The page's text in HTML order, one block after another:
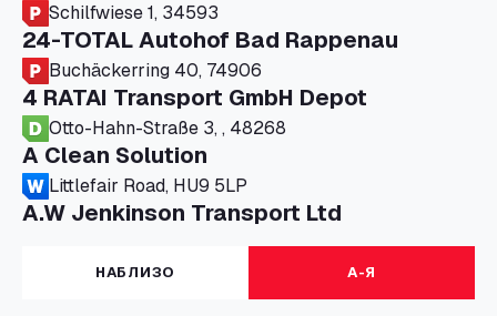
Schilfwiese 1, 34593
24-TOTAL Autohof Bad Rappenau
Buchäckerring 40, 74906
4 RATAI Transport GmbH Depot
Otto-Hahn-Straße 3, , 48268
A Clean Solution
Littlefair Road, HU9 5LP
A.W Jenkinson Transport Ltd
Progress House, ME11 5GA
A+G Nettetal - Depot Parking
Am Panneschopp 7, 41334
НАБЛИЗО А-Я